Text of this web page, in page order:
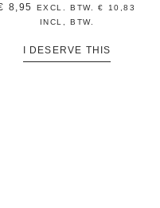
8,95 EXCL. BTW.€
10,83
INCL, BTW.
I DESERVE THIS